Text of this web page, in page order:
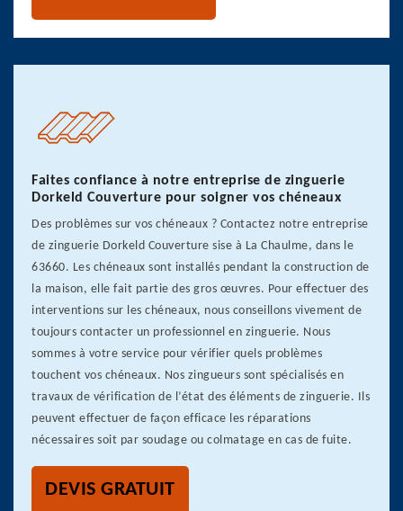
Faites confiance à notre entreprise de zinguerie
Dorkeld Couverture pour soigner vos chéneaux
Des problèmes sur vos chéneaux ? Contactez notre entreprise
de zinguerie Dorkeld Couverture sise à La Chaulme, dans le
63660. Les chéneaux sont installés pendant la construction de
la maison, elle fait partie des gros œuvres. Pour effectuer des
interventions sur les chéneaux, nous conseillons vivement de
toujours contacter un professionnel en zinguerie. Nous
sommes à votre service pour vérifier quels problèmes
touchent vos chéneaux. Nos zingueurs sont spécialisés en
travaux de vérification de l’état des éléments de zinguerie. Ils
peuvent effectuer de façon efficace les réparations
nécessaires soit par soudage ou colmatage en cas de fuite.
DEVIS GRATUIT